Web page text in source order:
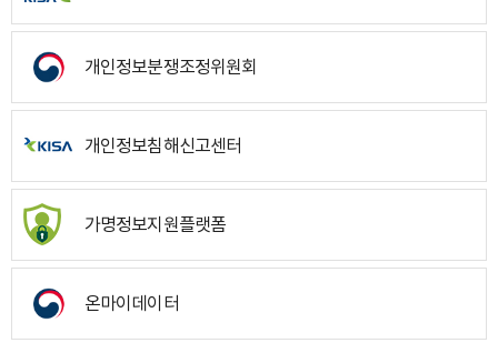
개인정보분쟁조정위원회
개인정보침해신고센터
가명정보지원플랫폼
온마이데이터